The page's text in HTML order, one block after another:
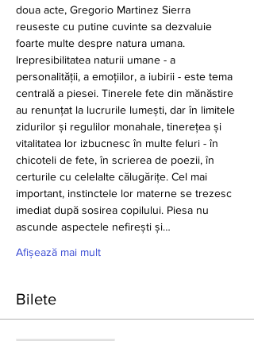
doua acte, Gregorio Martinez Sierra
reuseste cu putine cuvinte sa dezvaluie
foarte multe despre natura umana.
Irepresibilitatea naturii umane - a
personalității, a emoțiilor, a iubirii - este tema
centrală a piesei. Tinerele fete din mănăstire
au renunțat la lucrurile lumești, dar în limitele
zidurilor și regulilor monahale, tinerețea și
vitalitatea lor izbucnesc în multe feluri - în
chicoteli de fete, în scrierea de poezii, în
certurile cu celelalte călugărițe. Cel mai
important, instinctele lor materne se trezesc
imediat după sosirea copilului. Piesa nu
ascunde aspectele nefirești și…
Afișează mai mult
Bilete